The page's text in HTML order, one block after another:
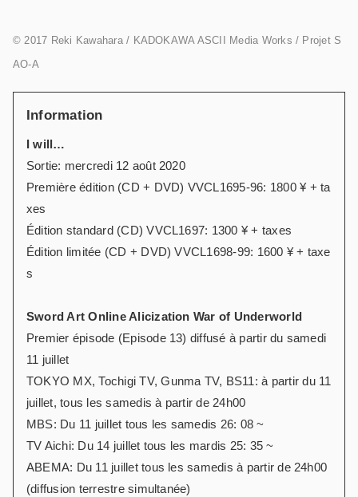
© 2017 Reki Kawahara / KADOKAWA ASCII Media Works / Projet S
AO-A
Information
I will…
Sortie: mercredi 12 août 2020
Première édition (CD + DVD) VVCL1695-96: 1800 ¥ + ta
xes
Édition standard (CD) VVCL1697: 1300 ¥ + taxes
Édition limitée (CD + DVD) VVCL1698-99: 1600 ¥ + taxe
s
Sword Art Online Alicization War of Underworld
Premier épisode (Episode 13) diffusé à partir du samedi
11 juillet
TOKYO MX, Tochigi TV, Gunma TV, BS11: à partir du 11
juillet, tous les samedis à partir de 24h00
MBS: Du 11 juillet tous les samedis 26: 08 ~
TV Aichi: Du 14 juillet tous les mardis 25: 35 ~
ABEMA: Du 11 juillet tous les samedis à partir de 24h00
(diffusion terrestre simultanée)